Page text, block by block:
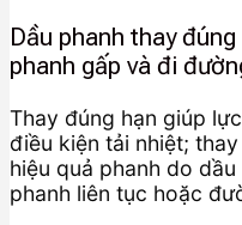
Dầu phanh thay
phanh gấp và đi
Thay đúng hạn giúp
điều kiện tải nhiệt;
hiệu quả phanh do
phanh liên tục hoặc